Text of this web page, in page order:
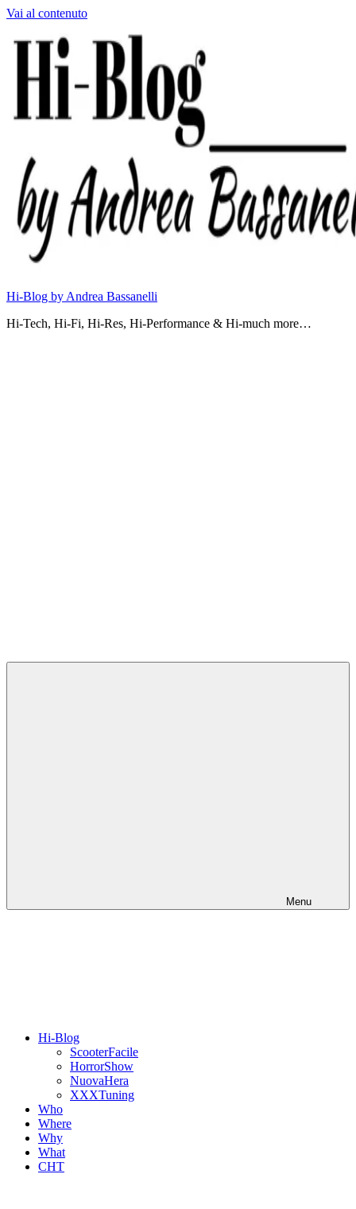
Vai al contenuto
Hi-Blog by Andrea Bassanelli
Hi-Tech, Hi-Fi, Hi-Res, Hi-Performance & Hi-much more…
Menu
Hi-Blog
ScooterFacile
HorrorShow
NuovaHera
XXXTuning
Who
Where
Why
What
CHT